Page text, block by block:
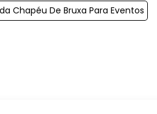
Chapéu De Bruxa Para Eventos